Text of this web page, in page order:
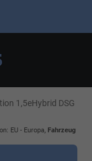
1,5eHybrid DSG
EU - Europa, Fahrzeug